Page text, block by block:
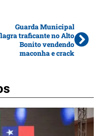
Guarda Municipal
traficante no Alto
Bonito vendendo
maconha e crack